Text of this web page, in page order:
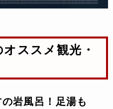
岩風呂！足湯も